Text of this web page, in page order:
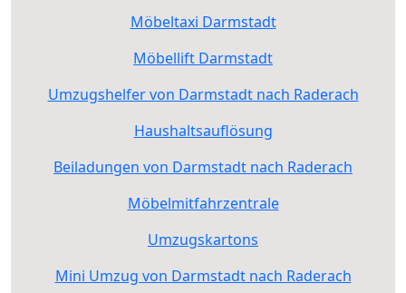
Möbeltaxi Darmstadt
Möbellift Darmstadt
Umzugshelfer von Darmstadt nach Raderach
Haushaltsauflösung
Beiladungen von Darmstadt nach Raderach
Möbelmitfahrzentrale
Umzugskartons
Mini Umzug von Darmstadt nach Raderach